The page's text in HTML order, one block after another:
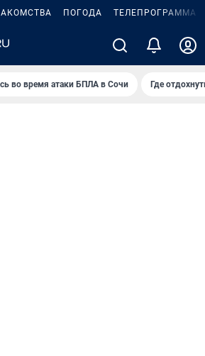
ПОГОДА ТЕЛЕПРОГРАММА
во время атаки БПЛА в Сочи Где